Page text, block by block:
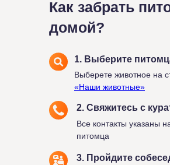
Как забрать
домой?
1. Выберите
Выберете животное на
«Наши животные»
2. Свяжитесь с
Все контакты указаны
питомца
3. Пройдите